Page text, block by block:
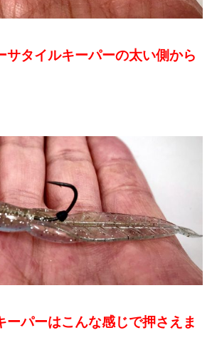
サタイルキーパーの太い側から
ーパーはこんな感じで押さえま